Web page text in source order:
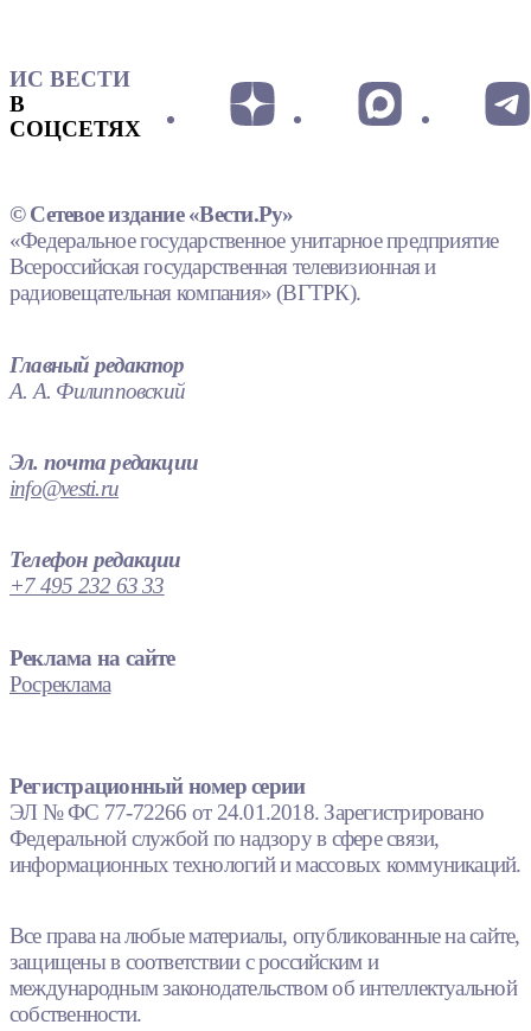
ИС ВЕСТИ
В
СОЦСЕТЯХ
© Сетевое издание «Вести.Ру»
«Федеральное государственное унитарное предприятие
Всероссийская государственная телевизионная и
радиовещательная компания» (ВГТРК).
Главный редактор
А. А. Филипповский
Эл. почта редакции
info@vesti.ru
Телефон редакции
+7 495 232 63 33
Реклама на сайте
Росреклама
Регистрационный номер серии
ЭЛ № ФС 77-72266 от 24.01.2018. Зарегистрировано
Федеральной службой по надзору в сфере связи,
информационных технологий и массовых коммуникаций.
Все права на любые материалы, опубликованные на сайте,
защищены в соответствии с российским и
международным законодательством об интеллектуальной
собственности.